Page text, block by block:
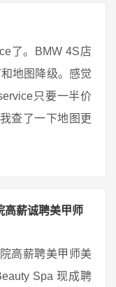
了。BMW 4S店
地图降级。感觉
只要一半价
查了一下地图更
高薪诚聘美甲师
高薪聘美甲师美
Spa 现成聘